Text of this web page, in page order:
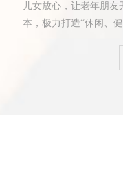
儿女放心，让老年朋
本，极力打造“休闲、